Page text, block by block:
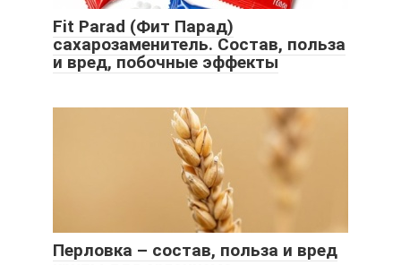
Fit Parad (Фит Парад)
сахарозаменитель. Состав, польза
и вред, побочные эффекты
Перловка – состав, польза и вред